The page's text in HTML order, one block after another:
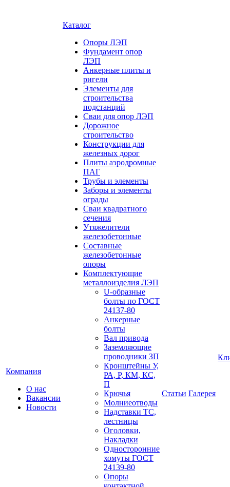
Компания
О нас
Вакансии
Новости
Каталог
Опоры ЛЭП
Фундамент опор
ЛЭП
Анкерные плиты и
ригели
Элементы для
строительства
подстанций
Сваи для опор ЛЭП
Дорожное
строительство
Конструкции для
железных дорог
Плиты аэродромные
ПАГ
Трубы и элементы
Заборы и элементы
ограды
Сваи квадратного
сечения
Утяжелители
железобетонные
Составные
железобетонные
опоры
Комплектующие
металлоизделия ЛЭП
U-образные
болты по ГОСТ
24137-80
Анкерные
болты
Вал привода
Заземляющие
проводники ЗП
Кронштейны У,
РА, Р, КМ, КС,
П
Крючья
Молниеотводы
Надставки ТС,
лестницы
Оголовки,
Накладки
Односторонние
хомуты ГОСТ
24139-80
Опоры
Статьи Галерея